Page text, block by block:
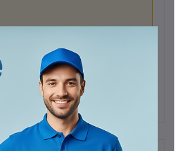
لا يوجد هناك مراجعات